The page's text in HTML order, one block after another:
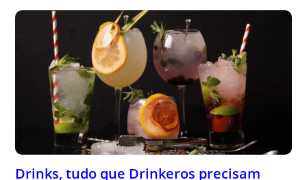
Drinks, tudo que Drinkeros precisam